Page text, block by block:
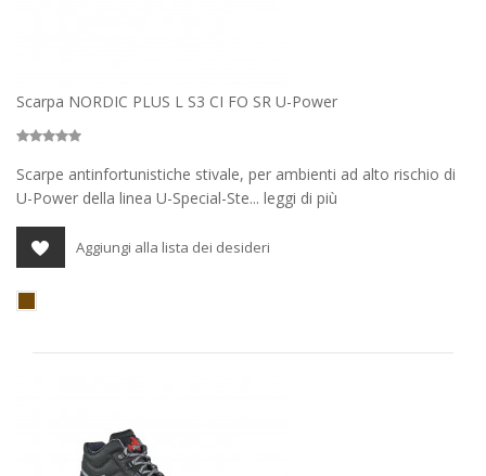
Scarpa NORDIC PLUS L S3 CI FO SR U-Power
Scarpe antinfortunistiche stivale, per ambienti ad alto rischio di
U-Power della linea U-Special-Ste... leggi di più
Aggiungi alla lista dei desideri